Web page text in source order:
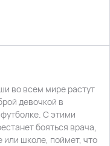
во всем мире растут
девочкой в
С этими
бояться врача,
или школе, поймет, что